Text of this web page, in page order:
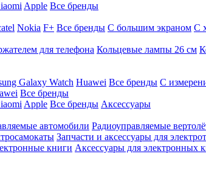
Apple Все бренды
Nokia F+ Все бренды С большим экраном С
для телефона Кольцевые лампы 26 см
Galaxy Watch Huawei Все бренды C
Все бренды
Apple Все бренды Аксессуары
автомобили Радиоуправляемые
Запчасти и аксессуары для
книги Аксессуары для электронных